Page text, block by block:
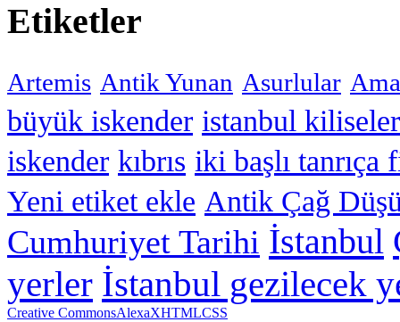
Etiketler
Artemis Antik Yunan Asurlular
büyük iskender istanbul
iskender kıbrıs iki başlı tanrıça
Yeni etiket ekle Antik Çağ
Cumhuriyet Tarihi İstanbul
yerler İstanbul gezilecek
Creative CommonsAlexaXHTMLCSS